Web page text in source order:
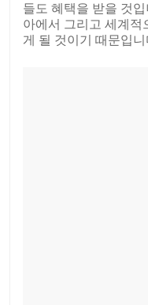
들도 혜택을 받을 것
아에서 그리고 세계적
게 될 것이기 때문입